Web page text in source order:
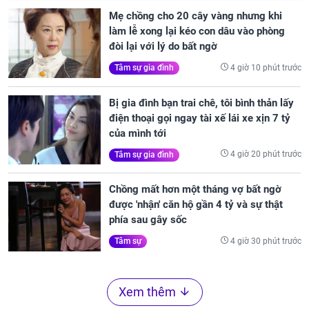
Mẹ chồng cho 20 cây vàng nhưng khi
làm lễ xong lại kéo con dâu vào phòng
đòi lại với lý do bất ngờ
Tâm sự gia đình 4 giờ 10 phút trước
Bị gia đình bạn trai chê, tôi bình thản lấy
điện thoại gọi ngay tài xế lái xe xịn 7 tỷ
của mình tới
Tâm sự gia đình 4 giờ 20 phút trước
Chồng mất hơn một tháng vợ bất ngờ
được 'nhận' căn hộ gần 4 tỷ và sự thật
phía sau gây sốc
Tâm sự 4 giờ 30 phút trước
Xem thêm